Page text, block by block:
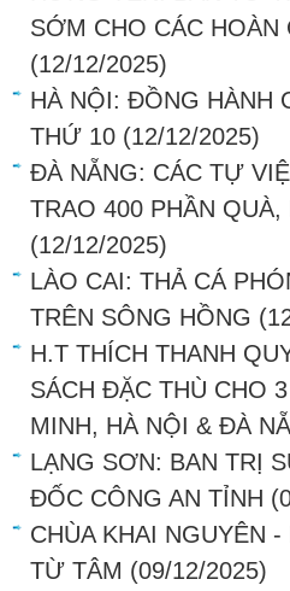
SỚM CHO CÁC
(12/12/2025)
HÀ NỘI: ĐỒNG HÀNH
THỨ 10 (12/12/2025)
ĐÀ NẴNG: CÁC TỰ
TRAO 400 PHẦN
(12/12/2025)
LÀO CAI: THẢ CÁ
TRÊN SÔNG HỒNG
H.T THÍCH THANH
SÁCH ĐẶC THÙ CHO
MINH, HÀ NỘI & ĐÀ
LẠNG SƠN: BAN TRỊ
ĐỐC CÔNG AN TỈNH
CHÙA KHAI NGUYÊN
TỪ TÂM (09/12/2025)